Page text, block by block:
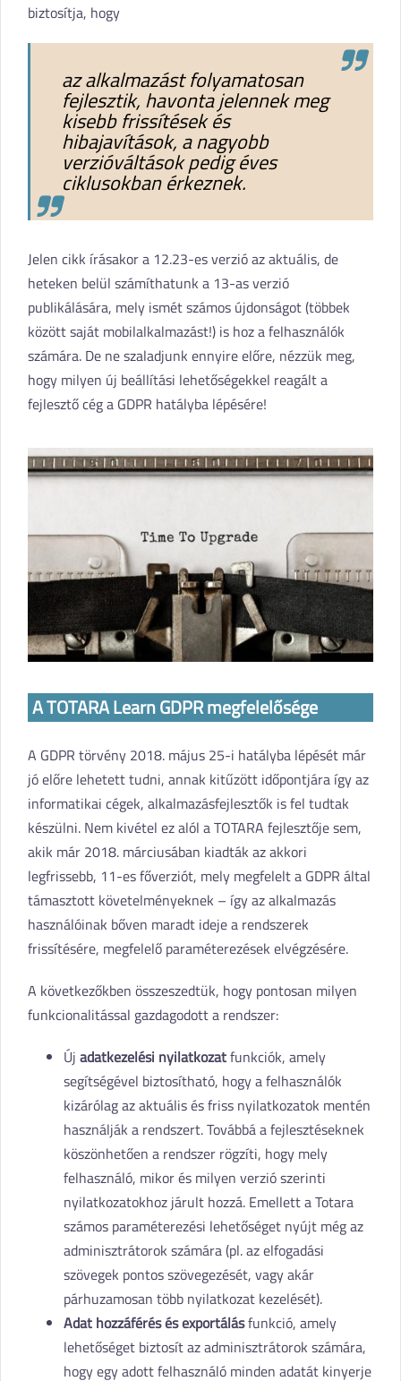
biztosítja, hogy
az alkalmazást folyamatosan
fejlesztik, havonta jelennek meg
kisebb frissítések és
hibajavítások, a nagyobb
verzióváltások pedig éves
ciklusokban érkeznek.
Jelen cikk írásakor a 12.23-es verzió az aktuális, de
heteken belül számíthatunk a 13-as verzió
publikálására, mely ismét számos újdonságot (többek
között saját mobilalkalmazást!) is hoz a felhasználók
számára. De ne szaladjunk ennyire előre, nézzük meg,
hogy milyen új beállítási lehetőségekkel reagált a
fejlesztő cég a GDPR hatályba lépésére!
A TOTARA Learn GDPR megfelelősége
A GDPR törvény 2018. május 25-i hatályba lépését már
jó előre lehetett tudni, annak kitűzött időpontjára így az
informatikai cégek, alkalmazásfejlesztők is fel tudtak
készülni. Nem kivétel ez alól a TOTARA fejlesztője sem,
akik már 2018. márciusában kiadták az akkori
legfrissebb, 11-es főverziót, mely megfelelt a GDPR által
támasztott követelményeknek – így az alkalmazás
használóinak bőven maradt ideje a rendszerek
frissítésére, megfelelő paraméterezések elvégzésére.
A következőkben összeszedtük, hogy pontosan milyen
funkcionalitással gazdagodott a rendszer:
Új adatkezelési nyilatkozatfunkciók, amely
segítségével biztosítható, hogy a felhasználók
kizárólag az aktuális és friss nyilatkozatok mentén
használják a rendszert. Továbbá a fejlesztéseknek
köszönhetően a rendszer rögzíti, hogy mely
felhasználó, mikor és milyen verzió szerinti
nyilatkozatokhoz járult hozzá. Emellett a Totara
számos paraméterezési lehetőséget nyújt még az
adminisztrátorok számára (pl. az elfogadási
szövegek pontos szövegezését, vagy akár
párhuzamosan több nyilatkozat kezelését).
Adat hozzáférés és exportálásfunkció, amely
lehetőséget biztosít az adminisztrátorok számára,
hogy egy adott felhasználó minden adatát kinyerje